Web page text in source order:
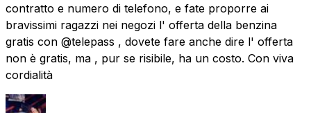
contratto e numero di telefono, e fate proporre ai
bravissimi ragazzi nei negozi l' offerta della benzina
gratis con @telepass , dovete fare anche dire l' offerta
non è gratis, ma , pur se risibile, ha un costo. Con viva
cordialità